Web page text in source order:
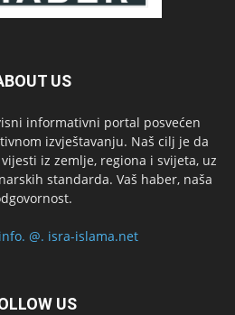
US
informativni portal posvećen
izvještavanju. Naš cilj je da
iz zemlje, regiona i svijeta, uz
standarda. Vaš haber, naša
info. @. isra-islama.net
US